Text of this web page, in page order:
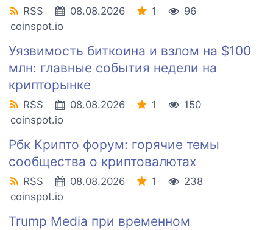
RSS 08.08.2026 1
96
coinspot.io
Уязвимость биткоина и взлом на $100
млн: главные события недели на
крипторынке
RSS 08.08.2026 1
150
coinspot.io
Рбк Крипто форум: горячие темы
сообщества о криптовалютах
RSS 08.08.2026 1
238
coinspot.io
Trump Media при временном